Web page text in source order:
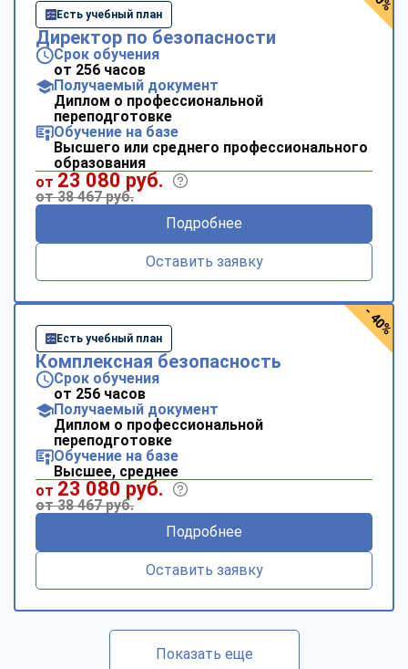
Есть учебный план
Директор по безопасности
Срок обучения
от 256 часов
Получаемый документ
Диплом о профессиональной
переподготовке
Обучение на базе
Высшего или среднего профессионального
образования
от 23 080 руб.
от 38 467 руб.
Подробнее
Оставить заявку
Есть учебный план
Комплексная безопасность
Срок обучения
от 256 часов
Получаемый документ
Диплом о профессиональной
переподготовке
Обучение на базе
Высшее, среднее
от 23 080 руб.
от 38 467 руб.
Подробнее
Оставить заявку
- 40%
Показать еще